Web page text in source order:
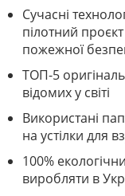
Сучасні
пілотний
пожежної
ТОП-5
відомих у світі
Використані
на устілки для
100%
виробляти в